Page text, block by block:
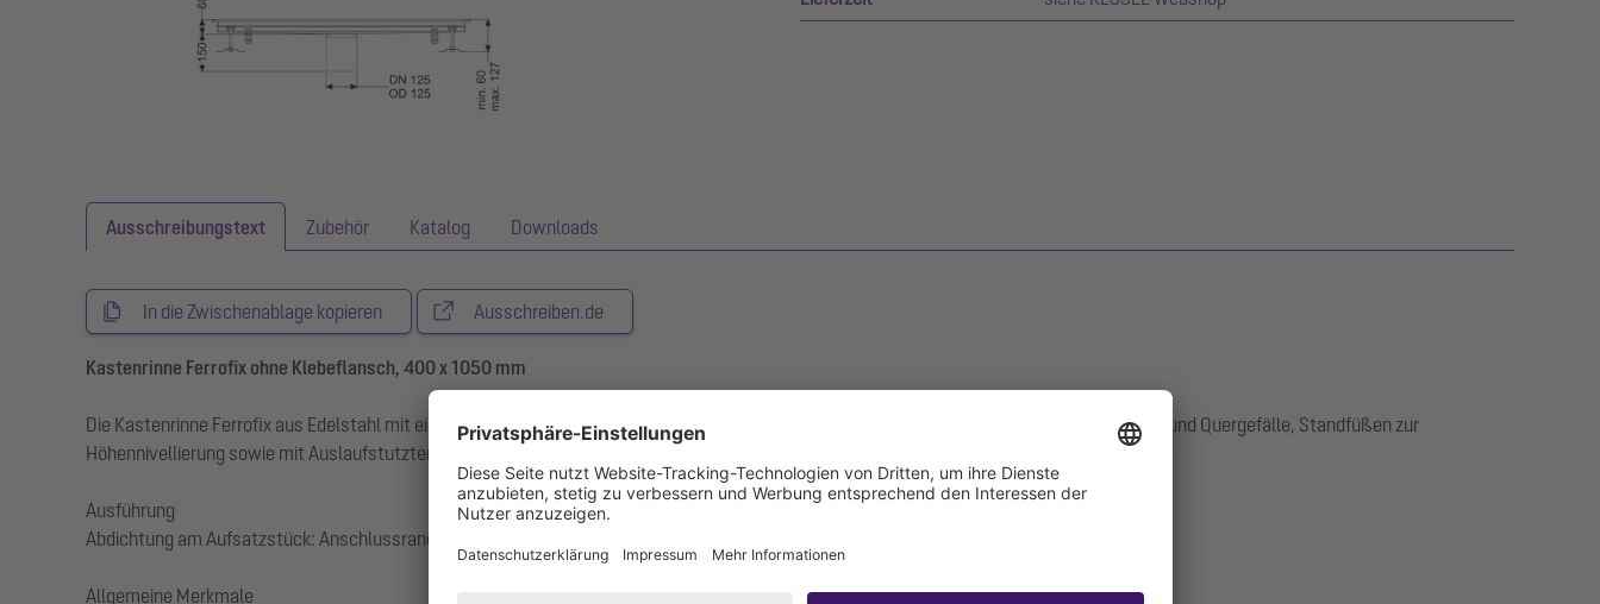
Ausschreibungstext Zubehör Katalog Downloads
In die Zwischenablage kopieren Ausschreiben.de
Kastenrinne Ferrofix ohne Klebeflansch, 400 x 1050 mm
Die Kastenrinne Ferrofix aus Edelstahl mit einer Materialstärke von 2,0 mm (im Tauchbad gebeizt) ist mit geschliffenen Sichtstegen, Längs- und Quergefälle, Standfüßen zur
Höhennivellierung sowie mit Auslaufstutzten aus Edelstahl ausgestattet.
Ausführung
Abdichtung am Aufsatzstück: Anschlussrand
Allgemeine Merkmale